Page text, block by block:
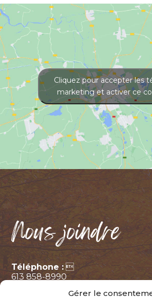
Gérer le
Cliquez pour accepter les
marketing et activer ce
Nous joindre
Téléphone : 
613 858-8990